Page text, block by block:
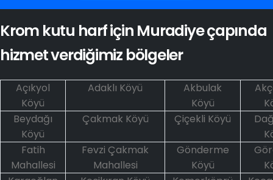
Krom kutu harf için Muradiye çapında
hizmet verdiğimiz bölgeler
Açıkyol
Köyü
Adaklı Köyü
Akbulak
Köyü
Beydağı
Köyü
Çakmak Köyü Çiçekli Köyü
Fatih
Mahallesi
Fevzi Çakmak
Mahallesi
Gönderme
Köyü